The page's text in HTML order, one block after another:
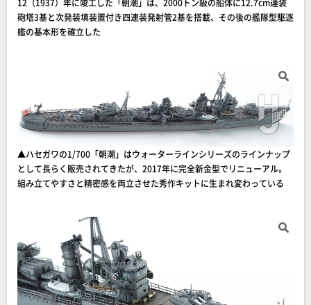
12（1937）年に竣工した「朝潮」は、2000トン級の船体に12.7cm連装
砲塔3基と次発装填装置付き四連装発射管2基を搭載、その後の艦隊型駆逐
艦の基本形を確立した
▲ハセガワの1/700「朝潮」はウォーターラインシリーズのラインナップ
として長らく販売されてきたが、2017年に完全新金型でリニューアル。
組み立てやすさと精密感を両立させた秀作キットに生まれ変わっている